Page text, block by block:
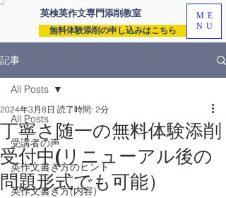
英検英作文専門添削教室
無料体験添削の申し込みはこちら
ME
NU
記事
All Posts
受講者の声
英作文書き方のヒント
英作文書き方(内容)
All Posts
丁寧さ随一の無料体験添削
受付中(リニューアル後の
問題形式でも可能）
2024年3月8日 読了時間: 2分